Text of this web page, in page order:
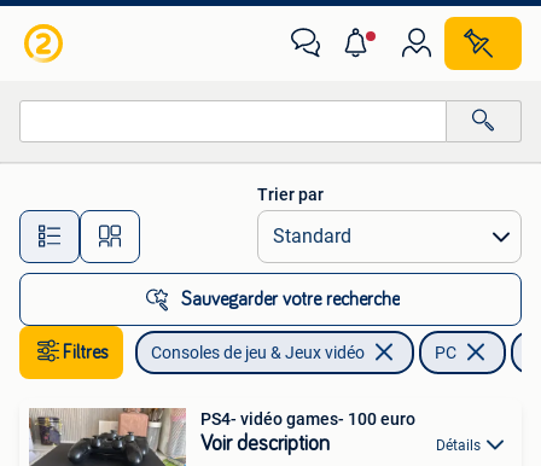
Toutes les distances…
Trier par
Sauvegarder votre recherche
Filtres Consoles de jeu & Jeux vidéo PC
PS4- vidéo games- 100 euro
Voir description Détails